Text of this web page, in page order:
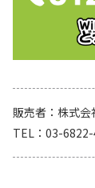
販売者
株式会
TEL
03-